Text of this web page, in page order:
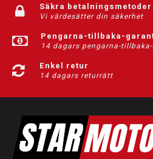
Säkra betalningsmetoder
Vi värdesätter din säkerhet
Pengarna-tillbaka-
14 dagars pengarna-
Enkel retur
14 dagars returrätt